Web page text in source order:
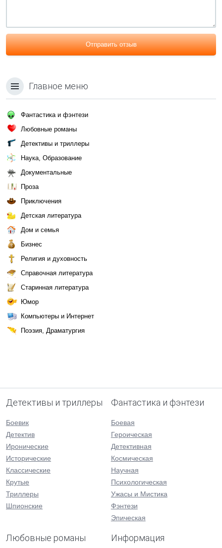
Отправить отзыв
Главное меню
Фантастика и фэнтези
Любовные романы
Детективы и триллеры
Наука, Образование
Документальные
Проза
Приключения
Детская литература
Дом и семья
Бизнес
Религия и духовность
Справочная литература
Старинная литература
Юмор
Компьютеры и Интернет
Поэзия, Драматургия
Детективы и триллеры
Боевик
Детектив
Иронические
Исторические
Классические
Крутые
Триллеры
Шпионские
Фантастика и фэнтези
Боевая
Героическая
Детективная
Космическая
Научная
Психологическая
Ужасы и Мистика
Фэнтези
Эпическая
Любовные романы Информация